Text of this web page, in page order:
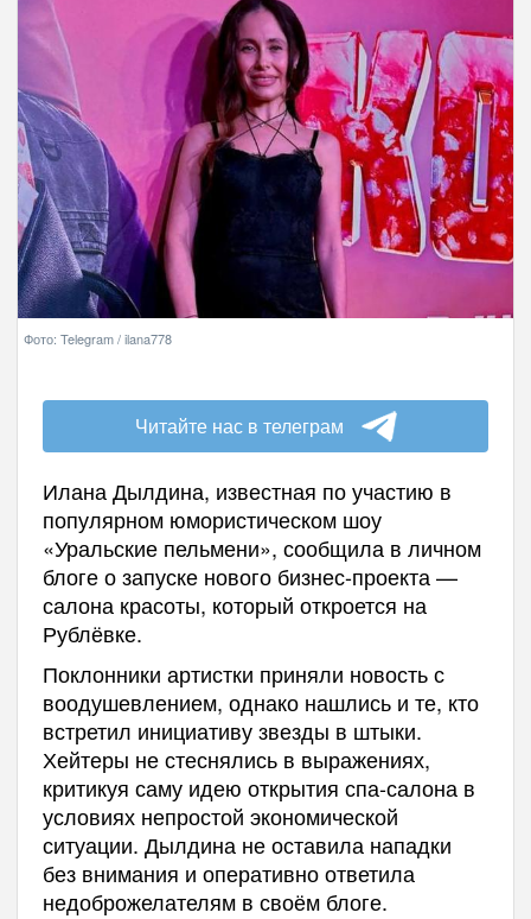
Фото: Telegram / ilana778
Читайте нас в телеграм
Илана Дылдина, известная по участию в
популярном юмористическом шоу
«Уральские пельмени», сообщила в личном
блоге о запуске нового бизнес-проекта —
салона красоты, который откроется на
Рублёвке.
Поклонники артистки приняли новость с
воодушевлением, однако нашлись и те, кто
встретил инициативу звезды в штыки.
Хейтеры не стеснялись в выражениях,
критикуя саму идею открытия спа-салона в
условиях непростой экономической
ситуации. Дылдина не оставила нападки
без внимания и оперативно ответила
недоброжелателям в своём блоге.